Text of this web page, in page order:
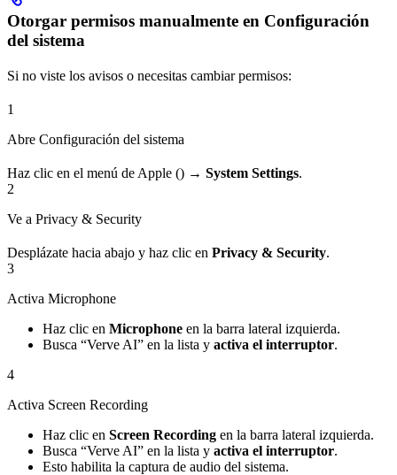
Otorgar permisos manualmente en Configuración
del sistema
Si no viste los avisos o necesitas cambiar permisos:
1
Abre Configuración del sistema
Haz clic en el menú de Apple () → System Settings.
2
Ve a Privacy & Security
Desplázate hacia abajo y haz clic en Privacy & Security.
3
Activa Microphone
Haz clic en Microphone en la barra lateral izquierda.
Busca “Verve AI” en la lista y activa el interruptor.
4
Activa Screen Recording
Haz clic en Screen Recording en la barra lateral izquierda.
Busca “Verve AI” en la lista y activa el interruptor.
Esto habilita la captura de audio del sistema.